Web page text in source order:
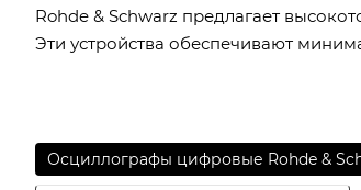
Rohde & Schwarz предлагает
Эти устройства обеспечивают
Осциллографы цифровые Rohde &